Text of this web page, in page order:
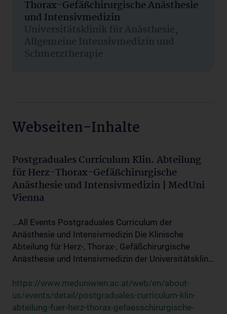
Thorax-Gefäßchirurgische Anästhesie
und Intensivmedizin
Universitätsklinik für Anästhesie,
Allgemeine Intensivmedizin und
Schmerztherapie
Webseiten-Inhalte
Postgraduales Curriculum Klin. Abteilung
für Herz-Thorax-Gefäßchirurgische
Anästhesie und Intensivmedizin | MedUni
Vienna
...All Events Postgraduales Curriculum der
Anästhesie und Intensivmedizin Die Klinische
Abteilung für Herz-, Thorax-, Gefäßchirurgische
Anästhesie und Intensivmedizin der Universitätsklin...
https://www.meduniwien.ac.at/web/en/about-
us/events/detail/postgraduales-curriculum-klin-
abteilung-fuer-herz-thorax-gefaesschirurgische-